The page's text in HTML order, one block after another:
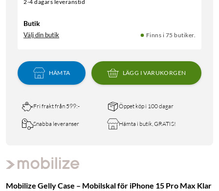
2-4 dagars leveranstid
Butik
Välj din butik Finns i 75 butiker.
HÄMTA LÄGG I VARUKORGEN
Fri frakt från 599:- Öppet köp i 100 dagar
Snabba leveranser Hämta i butik, GRATIS!
Mobilize Gelly Case – Mobilskal för iPhone 15 Pro Max Klar